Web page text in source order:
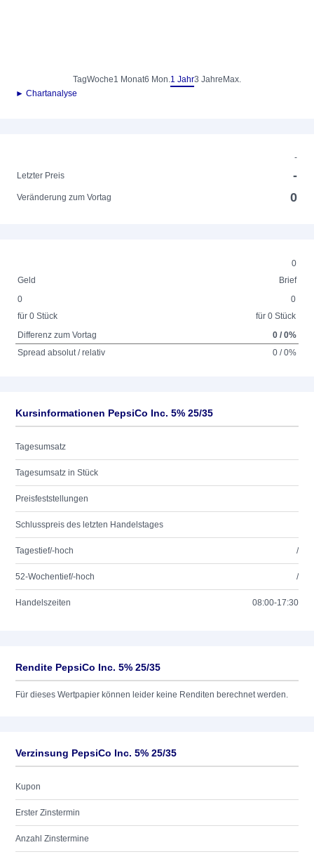
TagWoche1 Monat6 Mon.1 Jahr3 Jahre Max.
► Chartanalyse
-
Letzter Preis
-
Veränderung zum Vortag 0
0
Geld
Brief
0
für 0 Stück
0
für 0 Stück
Differenz zum Vortag
0 / 0%
Spread absolut / relativ
0 / 0%
Kursinformationen PepsiCo Inc. 5% 25/35
Tagesumsatz
Tagesumsatz in Stück
Preisfeststellungen
Schlusspreis des letzten Handelstages
Tagestief/-hoch /
52-Wochentief/-hoch /
Handelszeiten 08:00-17:30
Rendite PepsiCo Inc. 5% 25/35
Für dieses Wertpapier können leider keine Renditen berechnet werden.
Verzinsung PepsiCo Inc. 5% 25/35
Kupon
Erster Zinstermin
Anzahl Zinstermine